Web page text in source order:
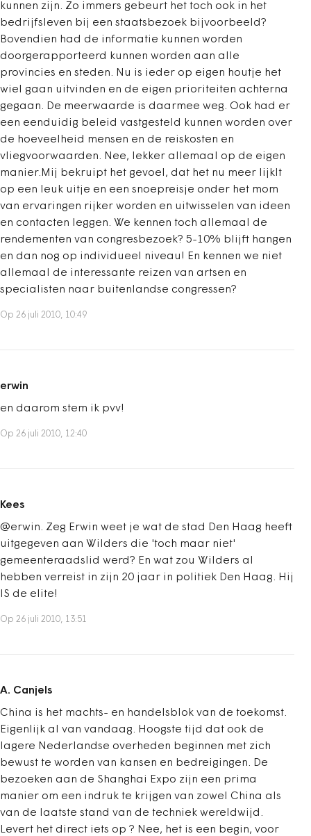
kunnen zijn. Zo immers gebeurt het toch ook in het
bedrijfsleven bij een staatsbezoek bijvoorbeeld?
Bovendien had de informatie kunnen worden
doorgerapporteerd kunnen worden aan alle
provincies en steden. Nu is ieder op eigen houtje het
wiel gaan uitvinden en de eigen prioriteiten achterna
gegaan. De meerwaarde is daarmee weg. Ook had er
een eenduidig beleid vastgesteld kunnen worden over
de hoeveelheid mensen en de reiskosten en
vliegvoorwaarden. Nee, lekker allemaal op de eigen
manier.Mij bekruipt het gevoel, dat het nu meer lijklt
op een leuk uitje en een snoepreisje onder het mom
van ervaringen rijker worden en uitwisselen van ideen
en contacten leggen. We kennen toch allemaal de
rendementen van congresbezoek? 5-10% blijft hangen
en dan nog op individueel niveau! En kennen we niet
allemaal de interessante reizen van artsen en
specialisten naar buitenlandse congressen?
Op 26 juli 2010, 10:49
erwin
en daarom stem ik pvv!
Op 26 juli 2010, 12:40
Kees
@erwin. Zeg Erwin weet je wat de stad Den Haag heeft
uitgegeven aan Wilders die 'toch maar niet'
gemeenteraadslid werd? En wat zou Wilders al
hebben verreist in zijn 20 jaar in politiek Den Haag. Hij
IS de elite!
Op 26 juli 2010, 13:51
A. Canjels
China is het machts- en handelsblok van de toekomst.
Eigenlijk al van vandaag. Hoogste tijd dat ook de
lagere Nederlandse overheden beginnen met zich
bewust te worden van kansen en bedreigingen. De
bezoeken aan de Shanghai Expo zijn een prima
manier om een indruk te krijgen van zowel China als
van de laatste stand van de techniek wereldwijd.
Levert het direct iets op ? Nee, het is een begin, voor